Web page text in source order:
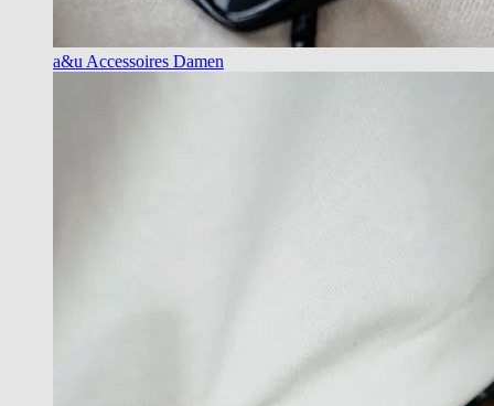
a&u Accessoires Damen